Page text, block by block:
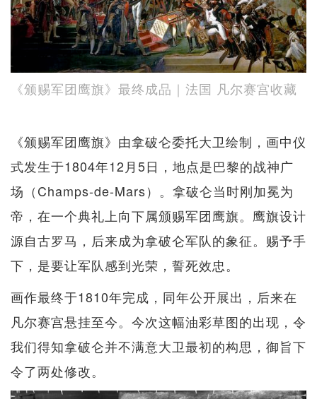
《颁赐军团鹰旗》最终成品｜法国 凡尔赛宫收藏
《颁赐军团鹰旗》由拿破仑委托大卫绘制，画中仪
式发生于1804年12月5日，地点是巴黎的战神广
场（Champs-de-Mars）。拿破仑当时刚加冕为
帝，在一个典礼上向下属颁赐军团鹰旗。鹰旗设计
源自古罗马，后来成为拿破仑军队的象征。赐予手
下，是要让军队感到光荣，誓死效忠。
画作最终于1810年完成，同年公开展出，后来在
凡尔赛宫悬挂至今。今次这幅油彩草图的出现，令
我们得知拿破仑并不满意大卫最初的构思，御旨下
令了两处修改。